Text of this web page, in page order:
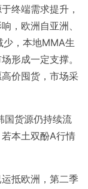
终端需求提升，
，欧洲自亚洲、
，本地MMA生
形成一定支撑。
价囤货，市场采
国货源仍持续流
本土双酚A行情
抵欧洲，第二季